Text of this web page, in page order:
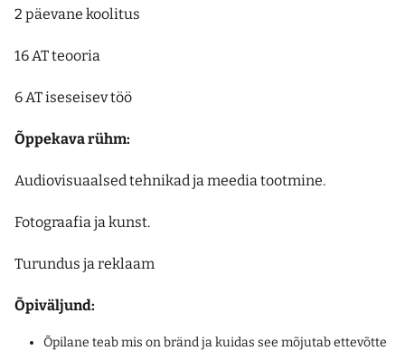
2 päevane koolitus
16 AT teooria
6 AT iseseisev töö
Õppekava rühm:
Audiovisuaalsed tehnikad ja meedia tootmine.
Fotograafia ja kunst.
Turundus ja reklaam
Õpiväljund:
Õpilane teab mis on bränd ja kuidas see mõjutab ettevõtte